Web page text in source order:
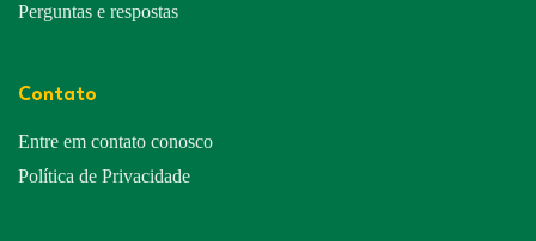
Perguntas e respostas
Contato
Entre em contato conosco
Política de Privacidade